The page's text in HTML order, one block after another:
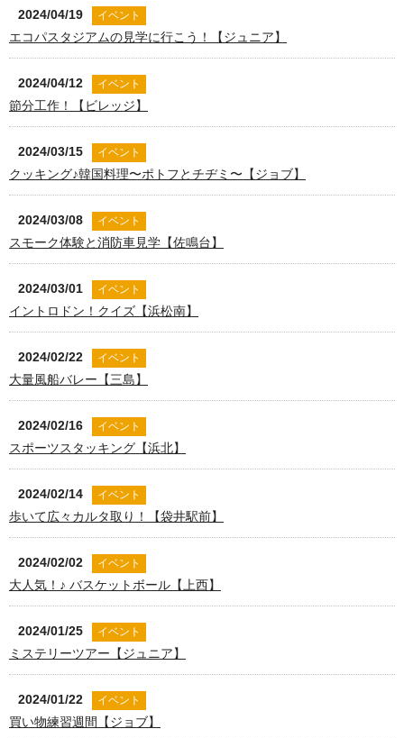
2024/04/19 イベント
エコパスタジアムの見学に行こう！【ジュニア】
2024/04/12 イベント
節分工作！【ビレッジ】
2024/03/15 イベント
クッキング♪韓国料理〜ポトフとチヂミ〜【ジョブ】
2024/03/08 イベント
スモーク体験と消防車見学【佐鳴台】
2024/03/01 イベント
イントロドン！クイズ【浜松南】
2024/02/22 イベント
大量風船バレー【三島】
2024/02/16 イベント
スポーツスタッキング【浜北】
2024/02/14 イベント
歩いて広々カルタ取り！【袋井駅前】
2024/02/02 イベント
大人気！♪ バスケットボール【上西】
2024/01/25 イベント
ミステリーツアー【ジュニア】
2024/01/22 イベント
買い物練習週間【ジョブ】